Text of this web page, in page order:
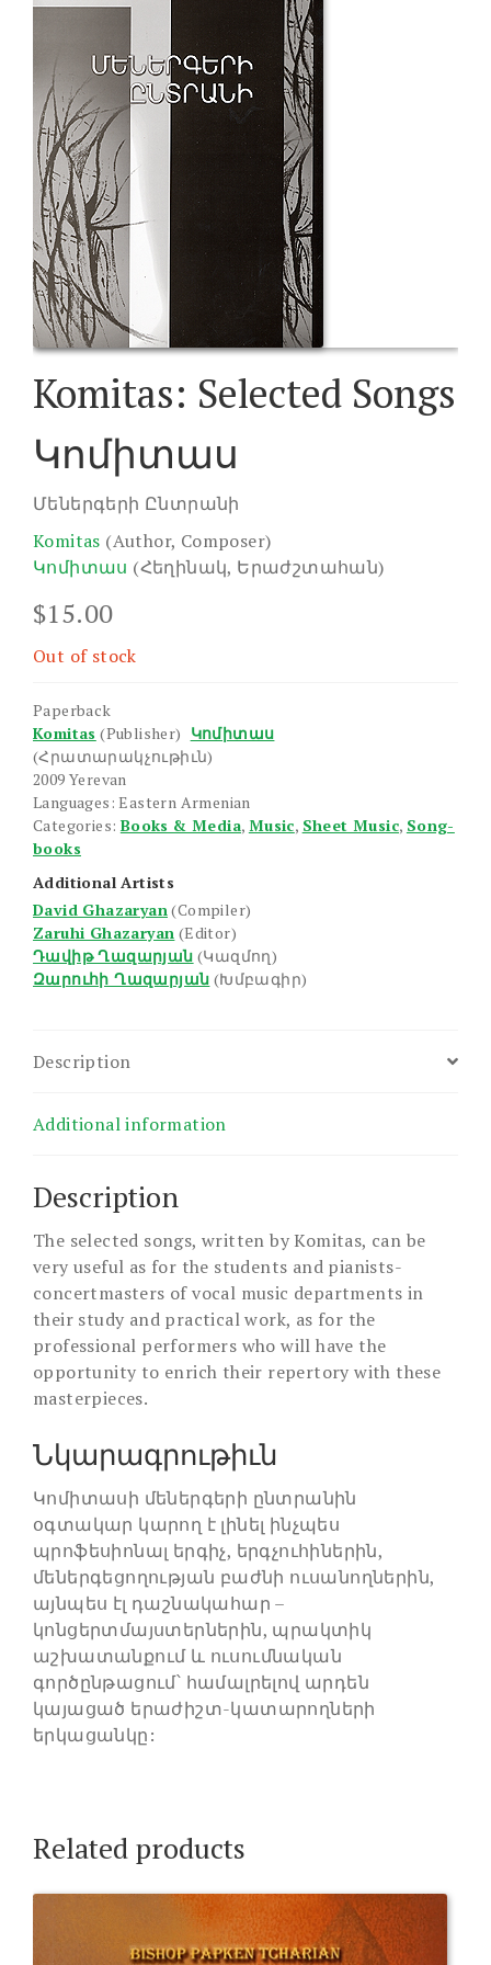
Komitas: Selected Songs
Կոմիտաս
Մեներգերի Ընտրանի
Komitas (Author, Composer)
Կոմիտաս (Հեղինակ, Երաժշտահան)
$15.00
Out of stock
Paperback
Komitas (Publisher) Կոմիտաս
(Հրատարակչութիւն)
2009 Yerevan
Languages: Eastern Armenian
Categories: Books & Media, Music, Sheet Music, Song-
books
Additional Artists
David Ghazaryan (Compiler)
Zaruhi Ghazaryan (Editor)
Դավիթ Ղազարյան (Կազմող)
Զարուհի Ղազարյան (Խմբագիր)
Description
Additional information
Description
The selected songs, written by Komitas, can be
very useful as for the students and pianists-
concertmasters of vocal music departments in
their study and practical work, as for the
professional performers who will have the
opportunity to enrich their repertory with these
masterpieces.
Նկարագրութիւն
Կոմիտասի մեներգերի ընտրանին
օգտակար կարող է լինել ինչպես
պրոֆեսիոնալ երգիչ, երգչուհիներին,
մեներգեցողության բաժնի ուսանողներին,
այնպես էլ դաշնակահար –
կոնցերտմայստերներին, պրակտիկ
աշխատանքում և ուսումնական
գործընթացում՝ համալրելով արդեն
կայացած երաժիշտ-կատարողների
երկացանկը:
Related products